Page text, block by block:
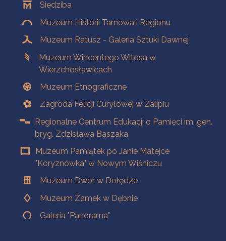
Siedziba
Muzeum Historii Tarnowa i Regionu
Muzeum Ratusz - Galeria Sztuki Dawnej
Muzeum Wincentego Witosa w
Wierzchosławicach
Muzeum Etnograficzne
Zagroda Felicji Curyłowej w Zalipiu
Regionalne Centrum Edukacji o Pamięci im. gen.
bryg. Zdzisława Baszaka
Muzeum Pamiątek po Janie Matejce
"Koryznówka" w Nowym Wiśniczu
Muzeum Dwór w Dołędze
Muzeum Zamek w Dębnie
Galeria "Panorama"